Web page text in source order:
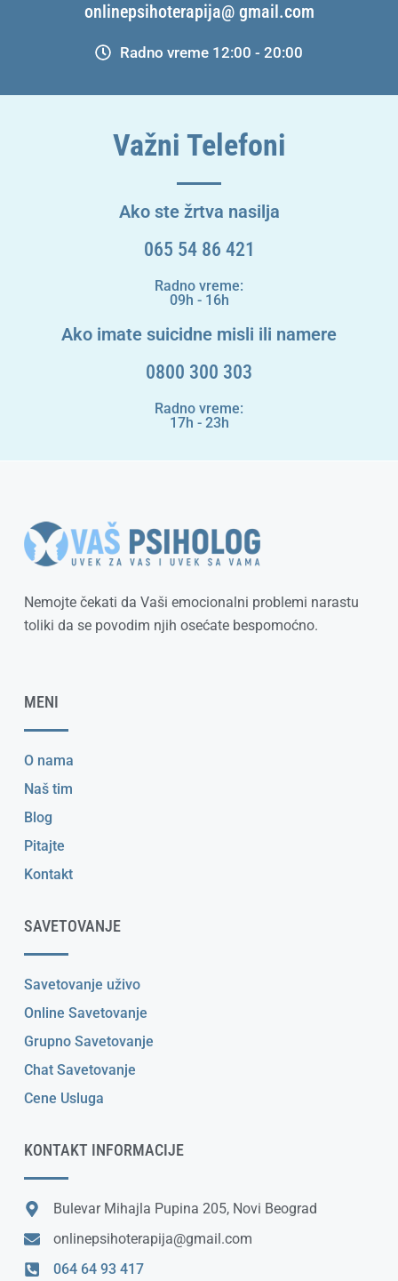
onlinepsihoterapija@ gmail.com
Radno vreme 12:00 - 20:00
Važni Telefoni
Ako ste žrtva nasilja
065 54 86 421
Radno vreme:
09h - 16h
Ako imate suicidne misli ili namere
0800 300 303
Radno vreme:
17h - 23h
Nemojte čekati da Vaši emocionalni problemi narastu
toliki da se povodim njih osećate bespomoćno.
MENI
O nama
Naš tim
Blog
Pitajte
Kontakt
SAVETOVANJE
Savetovanje uživo
Online Savetovanje
Grupno Savetovanje
Chat Savetovanje
Cene Usluga
KONTAKT INFORMACIJE
Bulevar Mihajla Pupina 205, Novi Beograd
onlinepsihoterapija@gmail.com
064 64 93 417